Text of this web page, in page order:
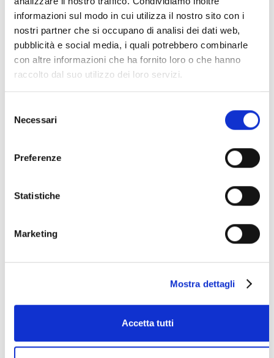
informazioni sul modo in cui utilizza il nostro sito con i
nostri partner che si occupano di analisi dei dati web,
pubblicità e social media, i quali potrebbero combinarle
con altre informazioni che ha fornito loro o che hanno
raccolto dal suo utilizzo dei loro servizi.
delNecessari
Preferenze
Statistiche
Marketing
Mostra dettagli
Accetta tutti
Tutto ciò grazie alla stretta collaborazione con architetti e
tecnici del settore.
AREA FORMA è il partner che realizza i vostri progetti.